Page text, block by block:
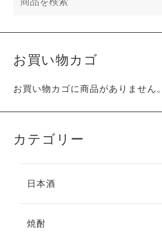
お買い物カゴ
お買い物カゴに商品がありません。
カテゴリー
日本酒
焼酎